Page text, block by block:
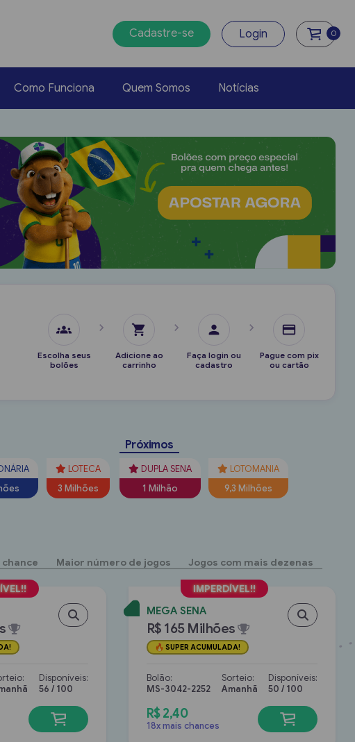
Cadastre-se Login 0
Como Funciona Quem Somos Notícias
groups
Escolha seus
bolões
chevron_right shopping_cart
Adicione ao
carrinho
chevron_right person
Faça login ou
cadastro
chevron_right credit_card
Pague com pix
ou cartão
LOTECA
3 Milhões
Próximos
DUPLA SENA
1 Milhão
LOTOMANIA
9,3 Milhões
Maior número de jogos Jogos com mais dezenas
Disponíveis:
56 / 100
MEGA SENA
R$ 165 Milhões
SUPER ACUMULADA!
Bolão:
MS-3042-2252
Sorteio:
Amanhã
Disponíveis:
50 / 100
R$ 2,40
18x mais chances